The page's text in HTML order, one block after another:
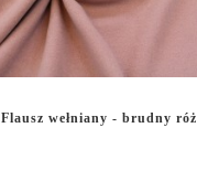
Flausz wełniany - brudny róż